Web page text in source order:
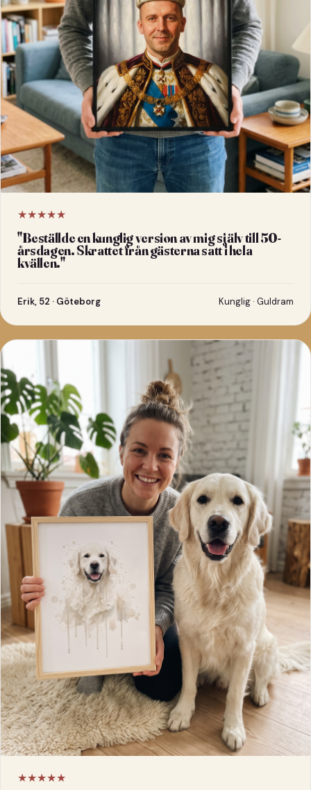
★★★★★
"Beställde en kunglig version av mig själv till 50-
årsdagen. Skrattet från gästerna satt i hela
kvällen."
Erik, 52 · Göteborg Kunglig · Guldram
★★★★★